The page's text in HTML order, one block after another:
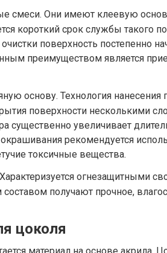
смеси. Они имеют клеевую
короткий срок службы такого
поверхность постепенно
преимуществом является
основу. Технология нанесения
поверхности несколькими
существенно увеличивает
рекомендуется
токсичные вещества.
огнезащитными
получают прочное,
цоколя